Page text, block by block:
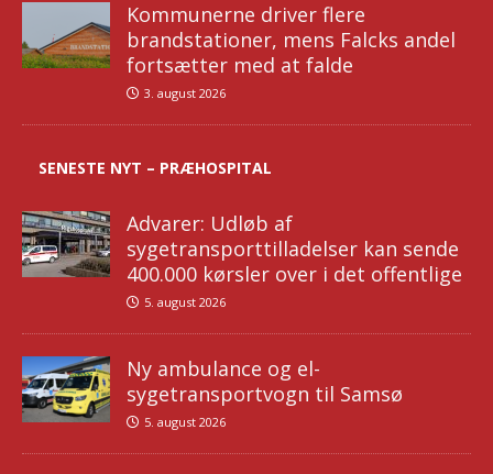
Kommunerne driver flere
brandstationer, mens Falcks andel
fortsætter med at falde
3. august 2026
SENESTE NYT – PRÆHOSPITAL
Advarer: Udløb af
sygetransporttilladelser kan sende
400.000 kørsler over i det offentlige
5. august 2026
Ny ambulance og el-
sygetransportvogn til Samsø
5. august 2026